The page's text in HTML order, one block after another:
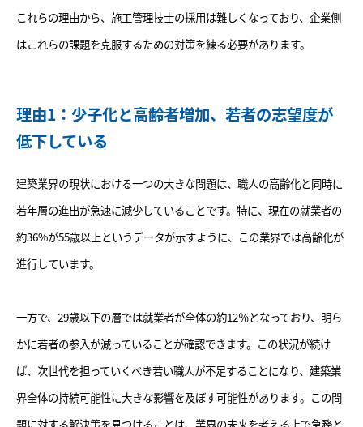
これらの理由から、施工管理技士の採用は難しくなっており、企業側
はこれらの課題を克服するための対策を練る必要があります。
理由1：少子化と高齢者増加、若者の志望度が
低下している
建築業界の現状における一つの大きな問題は、職人の高齢化と同時に
若年層の進出が急速に減少していることです。特に、現在の就業者の
約36%が55歳以上というデータが示すように、この業界では高齢化が
進行しています。
一方で、29歳以下の層では就業者が全体の約12％となっており、明ら
かに若者の参入が減っていることが確認できます。この状況が続け
ば、次世代を担っていくべき若い職人が不足することになり、建築業
界全体の持続可能性に大きな影響を及ぼす可能性があります。この問
題に対する解決策を見つけることは、業界の未来を考える上で急務と